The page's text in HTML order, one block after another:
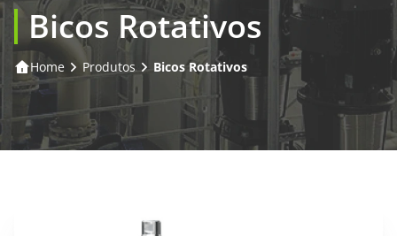
Sobre nós
Produtos
Consultoria
Bicos Rotativos
Home Produtos Bicos Rotativos